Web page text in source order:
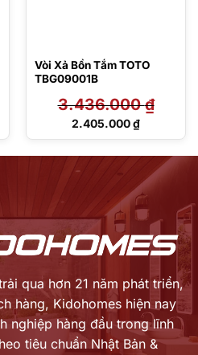
Vòi Xả Bồn Tắm TOTO
TBG09001B
3.436.000₫
Giá
3.436.000 ₫.
2.405.000₫
Giá
2.405.000 ₫.
qua hơn 21 năm phát triển,
hàng, Kidohomes hiện nay
nghiệp hàng đầu trong lĩnh
tiêu chuẩn Nhật Bản &